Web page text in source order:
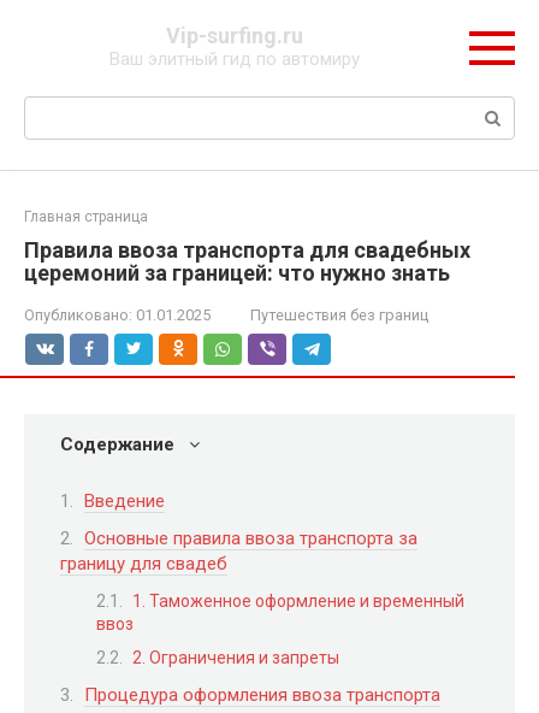
Vip-surfing.ru
Ваш элитный гид по автомиру
Поиск:
Главная страница
Правила ввоза транспорта для свадебных
церемоний за границей: что нужно знать
Опубликовано: 01.01.2025 Путешествия без границ
Содержание
Введение
Основные правила ввоза транспорта за
границу для свадеб
1. Таможенное оформление и временный
ввоз
2. Ограничения и запреты
Процедура оформления ввоза транспорта